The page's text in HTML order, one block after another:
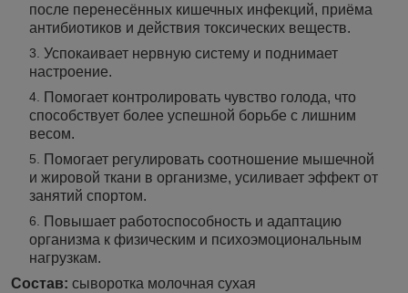
после перенесённых кишечных инфекций, приёма
антибиотиков и действия токсических веществ.
Успокаивает нервную систему и поднимает
настроение.
Помогает контролировать чувство голода, что
способствует более успешной борьбе с лишним
весом.
Помогает регулировать соотношение мышечной
и жировой ткани в организме, усиливает эффект от
занятий спортом.
Повышает работоспособность и адаптацию
организма к физическим и психоэмоциональным
нагрузкам.
Состав: сыворотка молочная сухая